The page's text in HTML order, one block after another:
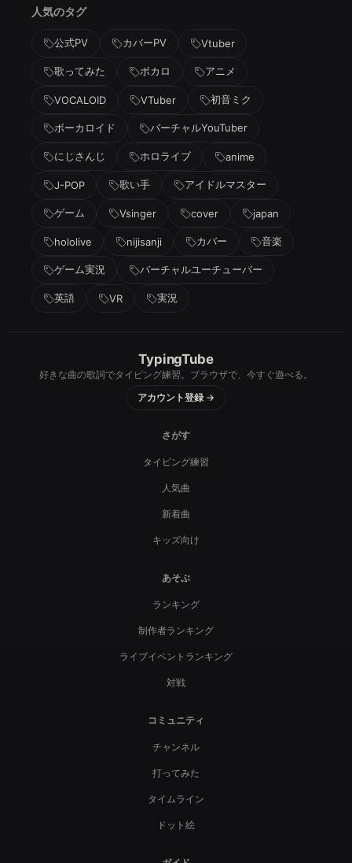
人気のタグ
公式PV カバーPV Vtuber
歌ってみた ボカロ アニメ
VOCALOID VTuber 初音ミク
ボーカロイド バーチャルYouTuber
にじさんじ ホロライブ anime
J-POP 歌い手 アイドルマスター
ゲーム Vsinger cover japan
hololive nijisanji カバー 音楽
ゲーム実況 バーチャルユーチューバー
英語 VR 実況
TypingTube
好きな曲の歌詞でタイピング練習。ブラウザで、今すぐ遊べる。
アカウント登録 →
さがす
タイピング練習
人気曲
新着曲
キッズ向け
あそぶ
ランキング
制作者ランキング
ライブイベントランキング
対戦
コミュニティ
チャンネル
打ってみた
タイムライン
ドット絵